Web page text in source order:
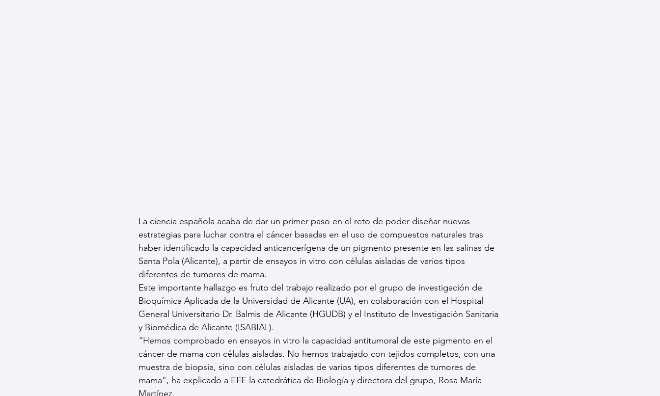
La ciencia española acaba de dar un primer paso en el reto de poder diseñar nuevas
estrategias para luchar contra el cáncer basadas en el uso de compuestos naturales tras
haber identificado la capacidad anticancerígena de un pigmento presente en las salinas de
Santa Pola (Alicante), a partir de ensayos in vitro con células aisladas de varios tipos
diferentes de tumores de mama.
Este importante hallazgo es fruto del trabajo realizado por el grupo de investigación de
Bioquímica Aplicada de la Universidad de Alicante (UA), en colaboración con el Hospital
General Universitario Dr. Balmis de Alicante (HGUDB) y el Instituto de Investigación Sanitaria
y Biomédica de Alicante (ISABIAL).
"Hemos comprobado en ensayos in vitro la capacidad antitumoral de este pigmento en el
cáncer de mama con células aisladas. No hemos trabajado con tejidos completos, con una
muestra de biopsia, sino con células aisladas de varios tipos diferentes de tumores de
mama", ha explicado a EFE la catedrática de Biología y directora del grupo, Rosa María
Martínez.